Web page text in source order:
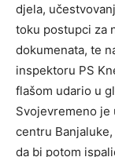
djela,
toku postupci za
dokumenata, te
inspektoru PS
flašom udario u
Svojevremeno je
centru
da bi potom